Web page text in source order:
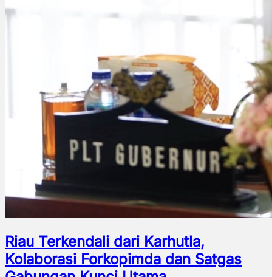
Riau Terkendali dari Karhutla,
Kolaborasi Forkopimda dan Satgas